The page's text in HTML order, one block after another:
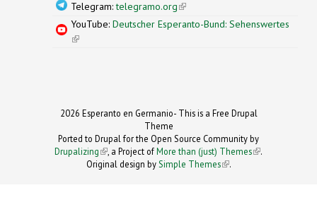
Telegram:telegramo.org(link is external)
YouTube: Deutscher Esperanto-Bund: Sehenswertes
(link is external)
2026 Esperanto en Germanio- This is a Free Drupal
Theme
Ported to Drupal for the Open Source Community by
Drupalizing(link is external)
, a Project ofMore than (just) Themes (link is
.
Original design by Simple Themes
(link is
.